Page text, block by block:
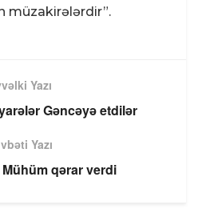
müzakirələrdir”.
Yazı
Gəncəyə etdilər
Yazı
qərar verdi